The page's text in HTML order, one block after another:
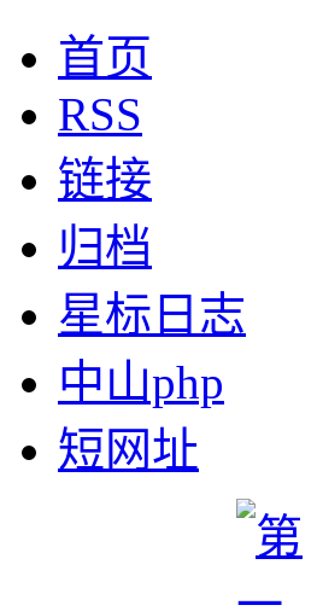
首页
RSS
链接
归档
星标日志
中山php
短网址